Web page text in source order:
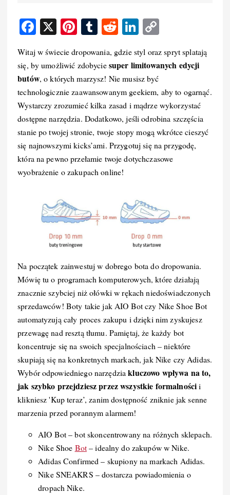
F
c
e
b
o
o
k
X
Pi
er
e
st
T
m
bl
r
R
d
di
t
Li
k
e
d
I
n
p
y
Li
n
k
Witaj w świecie dropowania, gdzie styl oraz spryt splatają
się, by umożliwić zdobyciesuper limitowanych edycji
butów, o których marzysz! Nie musisz być
technologicznie zaawansowanym geekiem, aby to ogarnąć.
Wystarczy zrozumieć kilka zasad i mądrze wykorzystać
dostępne narzędzia. Dodatkowo, jeśli odrobina szczęścia
stanie po twojej stronie, twoje stopy mogą wkrótce cieszyć
się najnowszymi kicks’ami. Przygotuj się na przygodę,
która na pewno przełamie twoje dotychczasowe
wyobrażenie o zakupach online!
Na początek zainwestuj w dobrego bota do dropowania.
Mówię tu o programach komputerowych, które działają
znacznie szybciej niż ołówki w rękach niedoświadczonych
sprzedawców! Boty takie jak AIO Bot czy Nike Shoe Bot
automatyzują cały proces zakupu i dzięki nim zyskujesz
przewagę nad resztą tłumu. Pamiętaj, że każdy bot
koncentruje się na swoich specjalnościach – niektóre
skupiają się na konkretnych markach, jak Nike czy Adidas.
Wybór odpowiedniego narzędziakluczowo wpływa na to,
jak szybko przejdziesz przez wszystkie formalnościi
klikniesz 'Kup teraz’, zanim dostępność zniknie jak senne
marzenia przed porannym alarmem!
AIO Bot – bot skoncentrowany na różnych sklepach.
Nike Shoe Bot– idealny do zakupów w Nike.
Adidas Confirmed – skupiony na markach Adidas.
Nike SNEAKRS – dostarcza powiadomienia o
dropach Nike.